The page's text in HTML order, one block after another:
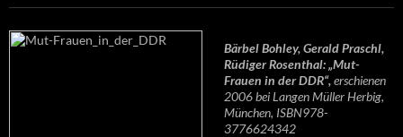
Bärbel Bohley, Gerald Praschl,
Rüdiger Rosenthal: „Mut-
Frauen in der DDR“,erschienen
2006 bei Langen Müller Herbig,
München, ISBN978-
3776624342